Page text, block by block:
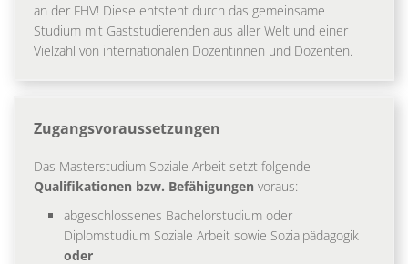
an der FHV! Diese entsteht durch das gemeinsame
Studium mit Gaststudierenden aus aller Welt und einer
Vielzahl von internationalen Dozentinnen und Dozenten.
Zugangsvoraussetzungen
Das Masterstudium Soziale Arbeit setzt folgende
Qualifikationen bzw. Befähigungen voraus:
abgeschlossenes Bachelorstudium oder
Diplomstudium Soziale Arbeit sowie Sozialpädagogik
oder